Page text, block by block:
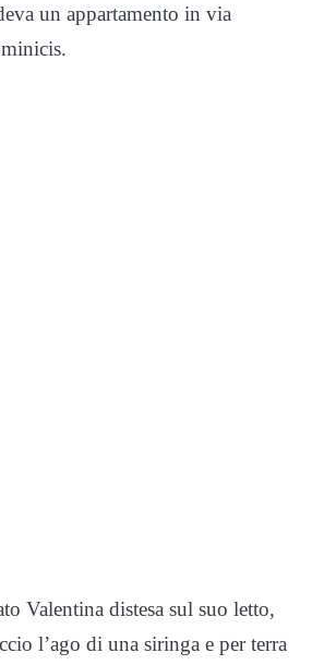
un appartamento in via
Valentina distesa sul suo letto,
l’ago di una siringa e per terra